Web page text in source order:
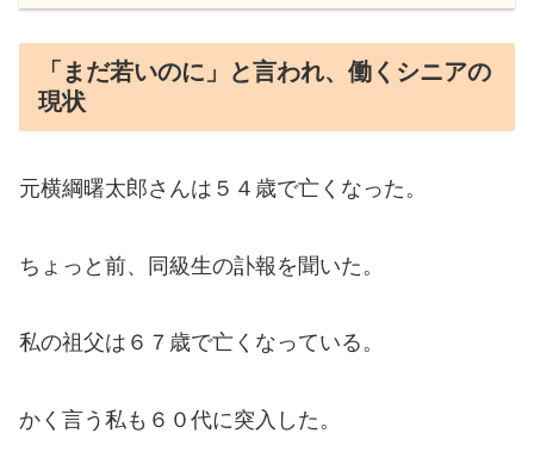
「まだ若いのに」と言われ、働くシニアの
現状
元横綱曙太郎さんは５４歳で亡くなった。
ちょっと前、同級生の訃報を聞いた。
私の祖父は６７歳で亡くなっている。
かく言う私も６０代に突入した。